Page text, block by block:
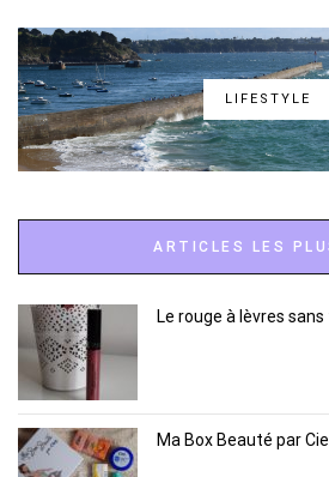
LIFESTYLE
ARTICLES LES
Le rouge à lèvres
Ma Box Beauté par